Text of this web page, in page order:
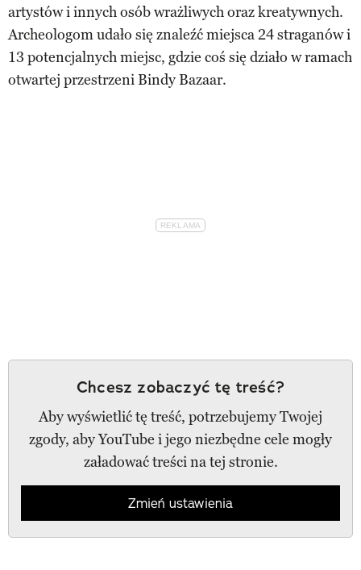
artystów i innych osób wrażliwych oraz kreatywnych.
Archeologom udało się znaleźć miejsca 24 straganów i
13 potencjalnych miejsc, gdzie coś się działo w ramach
otwartej przestrzeni Bindy Bazaar.
Chcesz zobaczyć tę treść?
Aby wyświetlić tę treść, potrzebujemy Twojej
zgody, aby YouTube i jego niezbędne cele mogły
załadować treści na tej stronie.
Zmień ustawienia